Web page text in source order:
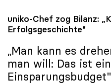
uniko-Chef zog Bilanz:
Erfolgsgeschichte"
„Man kann es
man will: Das ist ein
Einsparungsbudget"